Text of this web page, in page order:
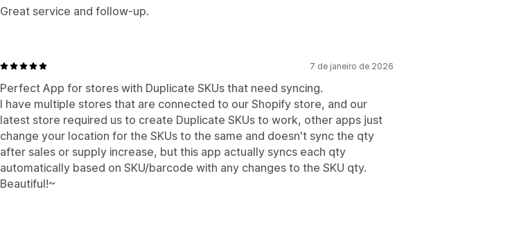
Great service and follow-up.
7 de janeiro de 2026
Perfect App for stores with Duplicate SKUs that need syncing.
I have multiple stores that are connected to our Shopify store, and our
latest store required us to create Duplicate SKUs to work, other apps just
change your location for the SKUs to the same and doesn't sync the qty
after sales or supply increase, but this app actually syncs each qty
automatically based on SKU/barcode with any changes to the SKU qty.
Beautiful!~